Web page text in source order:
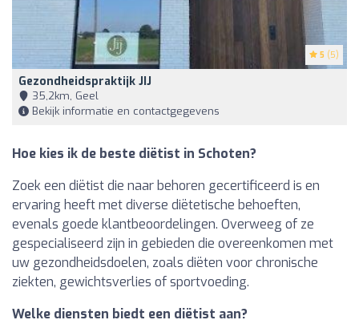
5 (5)
Gezondheidspraktijk JIJ
35,2km, Geel
Bekijk informatie en contactgegevens
Hoe kies ik de beste diëtist in Schoten?
Zoek een diëtist die naar behoren gecertificeerd is en
ervaring heeft met diverse diëtetische behoeften,
evenals goede klantbeoordelingen. Overweeg of ze
gespecialiseerd zijn in gebieden die overeenkomen met
uw gezondheidsdoelen, zoals diëten voor chronische
ziekten, gewichtsverlies of sportvoeding.
Welke diensten biedt een diëtist aan?